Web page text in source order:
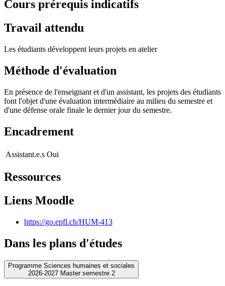
Cours prérequis indicatifs
Travail attendu
Les étudiants développent leurs projets en atelier
Méthode d'évaluation
En présence de l'enseignant et d'un assistant, les projets des étudiants
font l'objet d'une évaluation intermédiaire au milieu du semestre et
d'une défense orale finale le dernier jour du semestre.
Encadrement
Assistant.e.s Oui
Ressources
Liens Moodle
https://go.epfl.ch/HUM-413
Dans les plans d'études
Programme Sciences humaines et sociales
2026-2027 Master semestre 2